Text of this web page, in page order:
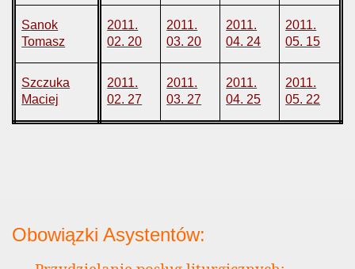
Sanok
Tomasz
2011.
02. 20
2011.
03. 20
2011.
04. 24
2011.
05. 15
Szczuka
Maciej
2011.
02. 27
2011.
03. 27
2011.
04. 25
2011.
05. 22
Obowiązki Asystentów: